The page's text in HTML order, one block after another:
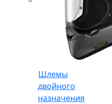
Шлемы
двойного
назначения